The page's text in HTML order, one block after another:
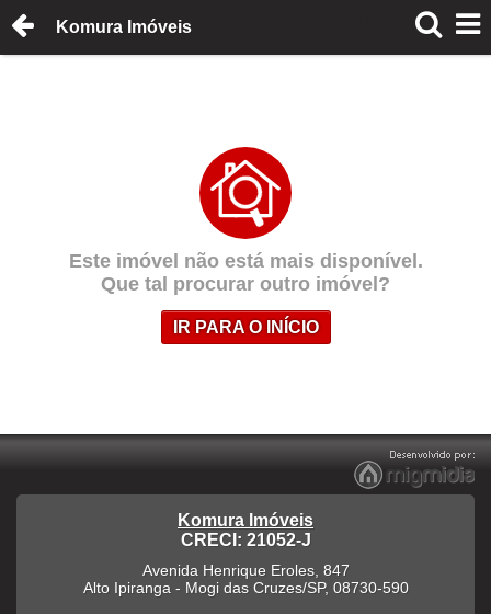
Komura Imóveis
Este imóvel não está mais disponível.
Que tal procurar outro imóvel?
IR PARA O INÍCIO
Komura Imóveis
CRECI: 21052-J
Avenida Henrique Eroles, 847
Alto Ipiranga - Mogi das Cruzes/SP, 08730-590